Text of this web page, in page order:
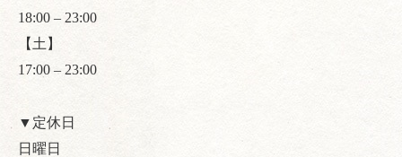
18:00 – 23:00
【土】
17:00 – 23:00
▼定休日
日曜日